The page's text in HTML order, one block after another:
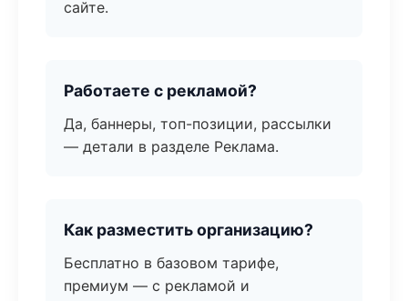
сайте.
Работаете с рекламой?
Да, баннеры, топ-позиции, рассылки
— детали в разделе Реклама.
Как разместить организацию?
Бесплатно в базовом тарифе,
премиум — с рекламой и